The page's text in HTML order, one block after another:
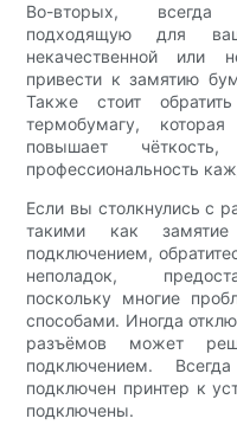
Во-вторых, всегда
подходящую для
некачественной или
привести к замятию
Также стоит
термобумагу,
повышает
профессиональность
Если вы столкнулись с
такими как
подключением,
неполадок,
поскольку многие
способами. Иногда
разъёмов может
подключением.
подключен принтер к
подключены.